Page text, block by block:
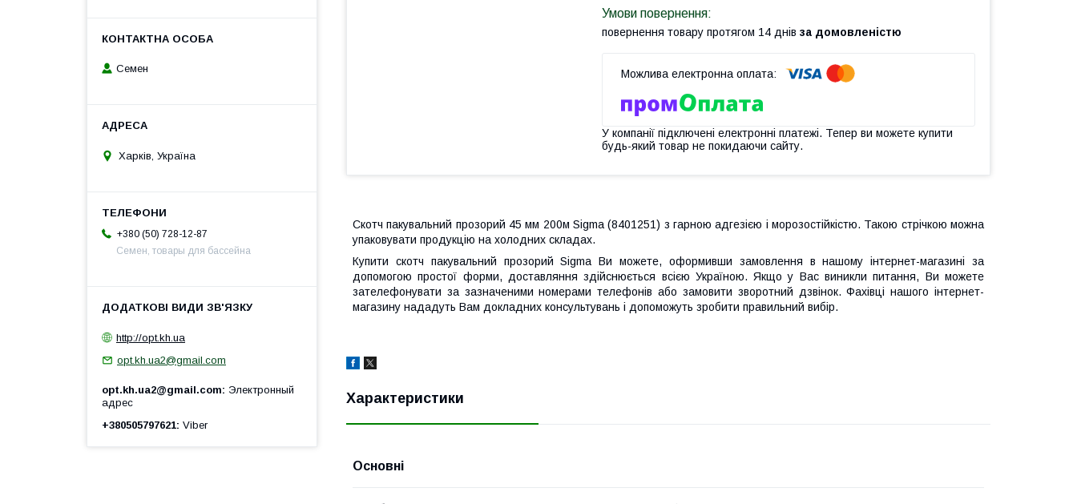
повернення товару протягом 14 днів за домовленістю
У компанії підключені електронні платежі. Тепер ви можете купити
будь-який товар не покидаючи сайту.
Скотч пакувальний прозорий 45 мм 200м Sigma (8401251) з гарною адгезією і морозостійкістю. Такою стрічкою можна
упаковувати продукцію на холодних складах.
Купити скотч пакувальний прозорий Sigma Ви можете, оформивши замовлення в нашому інтернет-магазині за
допомогою простої форми, доставляння здійснюється всією Україною. Якщо у Вас виникли питання, Ви можете
зателефонувати за зазначеними номерами телефонів або замовити зворотний дзвінок. Фахівці нашого інтернет-
магазину нададуть Вам докладних консультувань і допоможуть зробити правильний вибір.
Характеристики
Основні
Семен
Харків, Україна
+380 (50) 728-12-87
Семен, товары для бассейна
http://opt.kh.ua
opt.kh.ua2@gmail.com
opt.kh.ua2@gmail.com
Электронный
адрес
+380505797621 Viber